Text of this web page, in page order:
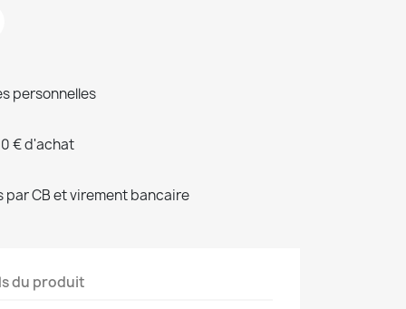
personnelles
€ d'achat
CB et virement bancaire
du produit